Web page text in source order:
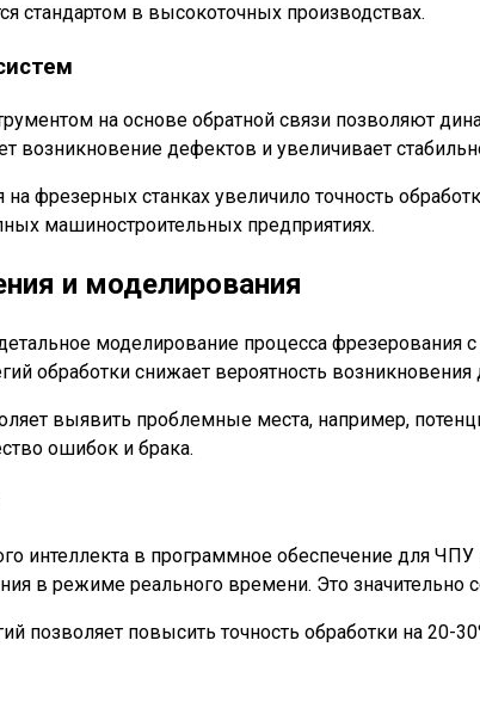
стандартом в высокоточных производствах.
на основе обратной связи позволяют
возникновение дефектов и увеличивает
фрезерных станках увеличило точность
машиностроительных предприятиях.
и моделирования
моделирование процесса фрезерования с
обработки снижает вероятность
выявить проблемные места, например,
ошибок и брака.
интеллекта в программное обеспечение для
в режиме реального времени. Это значительно
позволяет повысить точность обработки на 20-